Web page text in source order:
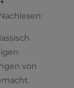
von